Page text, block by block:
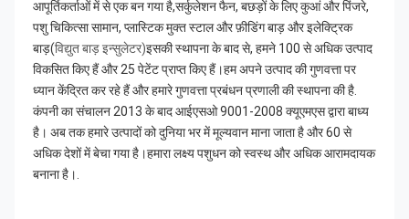
आपूर्तिकर्ताओं में से एक बन गया है,सर्कुलेशन फैन, बछड़ों के लिए कुआं और पिंजरे,
पशु चिकित्सा सामान, प्लास्टिक मुक्त स्टाल और फ़ीडिंग बाड़ और इलेक्ट्रिक
बाड़(विद्युत बाड़ इन्सुलेटर)इसकी स्थापना के बाद से, हमने 100 से अधिक उत्पाद
विकसित किए हैं और 25 पेटेंट प्राप्त किए हैं।हम अपने उत्पाद की गुणवत्ता पर
ध्यान केंद्रित कर रहे हैं और हमारे गुणवत्ता प्रबंधन प्रणाली की स्थापना की है.
कंपनी का संचालन 2013 के बाद आईएसओ 9001-2008 क्यूएमएस द्वारा बाध्य
है। अब तक हमारे उत्पादों को दुनिया भर में मूल्यवान माना जाता है और 60 से
अधिक देशों में बेचा गया है।हमारा लक्ष्य पशुधन को स्वस्थ और अधिक आरामदायक
बनाना है।.